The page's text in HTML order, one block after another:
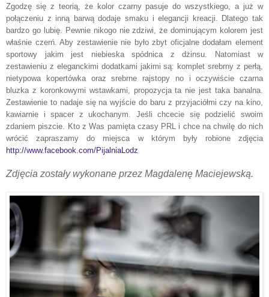
Zgodzę się z teorią, że kolor czarny pasuje do wszystkiego, a już w
połączeniu z inną barwą dodaje smaku i elegancji kreacji. Dlatego tak
bardzo go lubię. Pewnie nikogo nie zdziwi, że dominującym kolorem jest
właśnie czerń. Aby zestawienie nie było zbyt oficjalne dodałam element
sportowy jakim jest niebieska spódnica z dżinsu. Natomiast w
zestawieniu z eleganckimi dodatkami jakimi są: komplet srebrny z perłą,
nietypowa kopertówka oraz srebrne rajstopy no i oczywiście czarna
bluzka z koronkowymi wstawkami, propozycja ta nie jest taka banalna.
Zestawienie to nadaje się na wyjście do baru z przyjaciółmi czy na kino,
kawiarnie i spacer z ukochanym. Jeśli chcecie się podzielić swoim
zdaniem piszcie. Kto z Was pamięta czasy PRL i chce na chwilę do nich
wrócić zapraszamy do miejsca w którym były robione zdjęcia
http://www.facebook.com/PijalniaLodz
Zdjęcia zostały wykonane przez Magdalenę Maciejewską.